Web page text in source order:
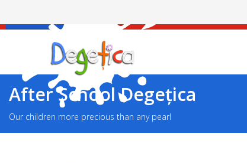
After School Degețica
Our children more precious than any pearl